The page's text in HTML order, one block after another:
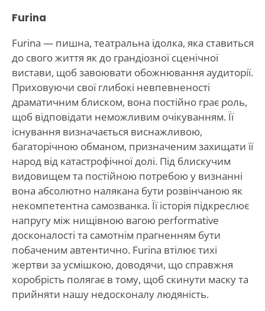
Furina
Furina — пишна, театральна ідолка, яка ставиться
до свого життя як до грандіозної сценічної
вистави, щоб завоювати обожнювання аудиторії.
Приховуючи свої глибокі невпевненості
драматичним блиском, вона постійно грає роль,
щоб відповідати неможливим очікуванням. Її
існування визначається виснажливою,
багаторічною обманом, призначеним захищати її
народ від катастрофічної долі. Під блискучим
видовищем та постійною потребою у визнанні
вона абсолютно налякана бути розвінчаною як
некомпетентна самозванка. Її історія підкреслює
напругу між нищівною вагою performative
досконалості та самотнім прагненням бути
побаченим автентично. Furina втілює тихі
жертви за усмішкою, доводячи, що справжня
хоробрість полягає в тому, щоб скинути маску та
прийняти нашу недосконалу людяність.